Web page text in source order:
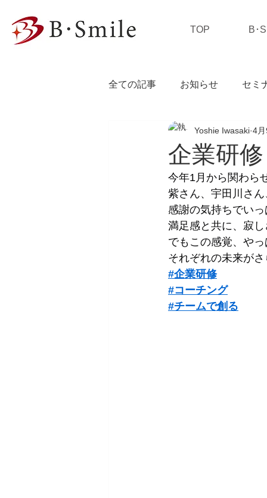
TOP B･
全ての記事 お知らせ セミ
私の独り言
企業研
Yoshie Iwasaki 4
今年1月から関わら
紫さん、宇田川さ
感謝の気持ちでい
満足感と共に、寂
でもこの感覚、や
それぞれの未来が
#企業研修
#コーチング
#チームで創る